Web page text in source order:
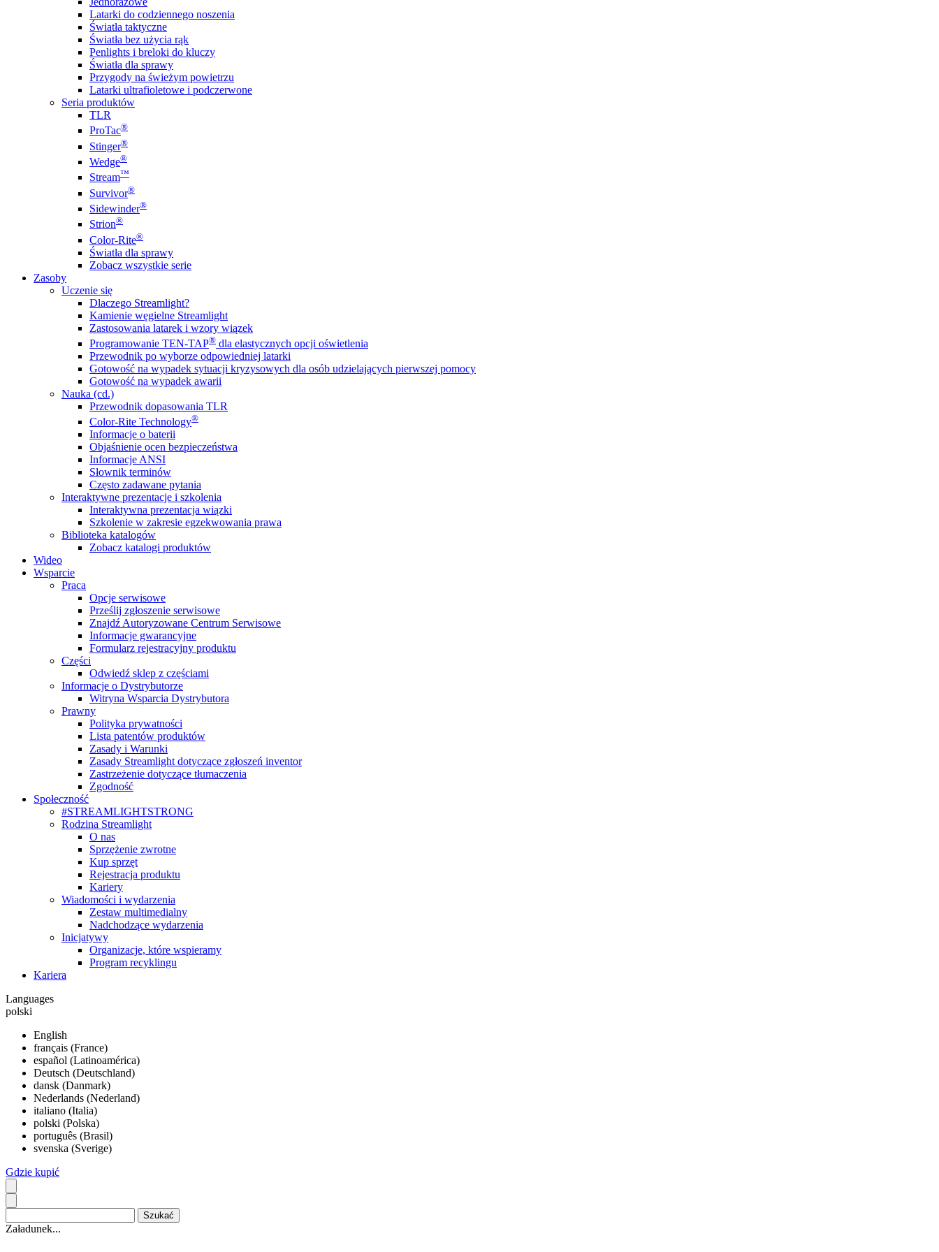
Latarki do codziennego noszenia
Światła taktyczne
Światła bez użycia rąk
Penlights i breloki do kluczy
Światła dla sprawy
Przygody na świeżym powietrzu
Latarki ultrafioletowe i podczerwone
Seria produktów
TLR
ProTac®
Stinger®
Wedge®
Stream™
Survivor®
Sidewinder®
Strion®
Color-Rite®
Światła dla sprawy
Zobacz wszystkie serie
Zasoby
Uczenie się
Dlaczego Streamlight?
Kamienie węgielne Streamlight
Zastosowania latarek i wzory wiązek
Programowanie TEN-TAP® dla elastycznych opcji oświetlenia
Przewodnik po wyborze odpowiedniej latarki
Gotowość na wypadek sytuacji kryzysowych dla osób udzielających pierwszej pomocy
Gotowość na wypadek awarii
Nauka (cd.)
Przewodnik dopasowania TLR
Color-Rite Technology®
Informacje o baterii
Objaśnienie ocen bezpieczeństwa
Informacje ANSI
Słownik terminów
Często zadawane pytania
Interaktywne prezentacje i szkolenia
Interaktywna prezentacja wiązki
Szkolenie w zakresie egzekwowania prawa
Biblioteka katalogów
Zobacz katalogi produktów
Wideo
Wsparcie
Praca
Opcje serwisowe
Prześlij zgłoszenie serwisowe
Znajdź Autoryzowane Centrum Serwisowe
Informacje gwarancyjne
Formularz rejestracyjny produktu
Części
Odwiedź sklep z częściami
Informacje o Dystrybutorze
Witryna Wsparcia Dystrybutora
Prawny
Polityka prywatności
Lista patentów produktów
Zasady i Warunki
Zasady Streamlight dotyczące zgłoszeń inventor
Zastrzeżenie dotyczące tłumaczenia
Zgodność
Społeczność
#STREAMLIGHTSTRONG
Rodzina Streamlight
O nas
Sprzężenie zwrotne
Kup sprzęt
Rejestracja produktu
Kariery
Wiadomości i wydarzenia
Zestaw multimedialny
Nadchodzące wydarzenia
Inicjatywy
Organizacje, które wspieramy
Program recyklingu
Kariera
Languages
polski
English
français (France)
español (Latinoamérica)
Deutsch (Deutschland)
dansk (Danmark)
Nederlands (Nederland)
italiano (Italia)
polski (Polska)
português (Brasil)
svenska (Sverige)
Gdzie kupić
Załadunek...